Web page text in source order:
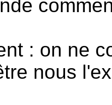
: on ne
nous